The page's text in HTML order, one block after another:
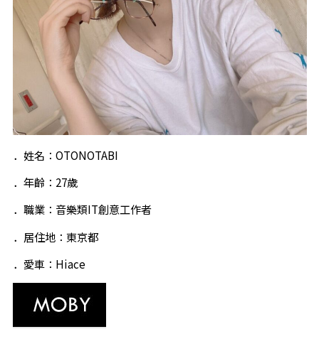
．姓名：OTONOTABI
．年齡：27歲
．職業：音樂類IT創意工作者
．居住地：東京都
．愛車：Hiace